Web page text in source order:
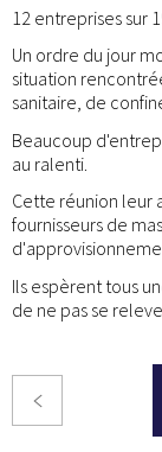
12 entreprises sur
Un ordre du jour
situation
sanitaire, de
Beaucoup
au ralenti.
Cette réunion leur
fournisseurs de
Ils espèrent tous
de ne pas se